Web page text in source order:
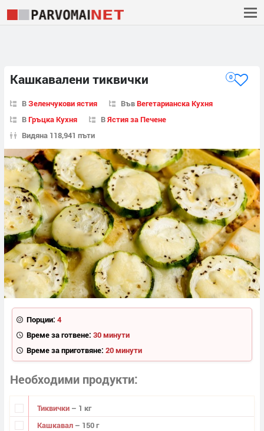
Кашкавалени тиквички 0
ВЗеленчукови ястия ВъвВегетарианска Кухня
ВГръцка Кухня ВЯстия за Печене
Видяна 118,941 пъти
Порции: 4
Време за готвене: 30 минути
Време за приготвяне: 20 минути
Необходими продукти
Тиквички – 1 кг
Кашкавал – 150 г